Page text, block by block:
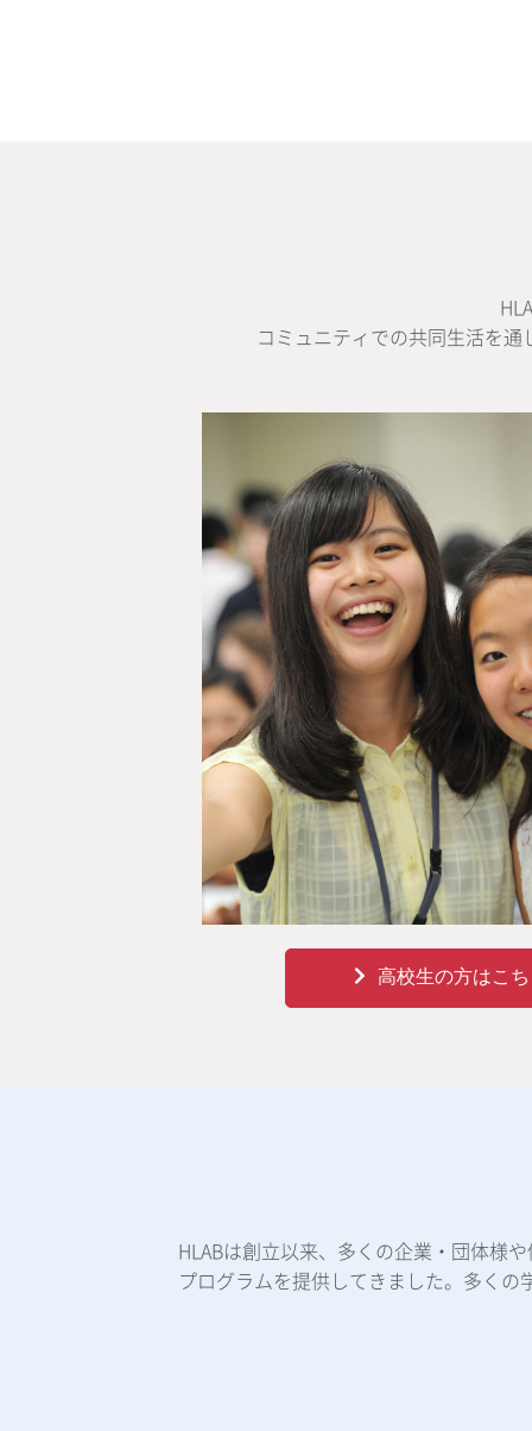
コミュニティでの共同生活を
高校生の方はこ
HLABは創立以来、多くの企業・団体様
プログラムを提供してきました。多く